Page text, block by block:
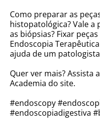
Como preparar as
histopatológica? Vale
as biópsias? Fixar
Endoscopia
ajuda de um
Quer ver mais? Assista
Academia do site.
#endoscopy
#endoscopiadigestiva